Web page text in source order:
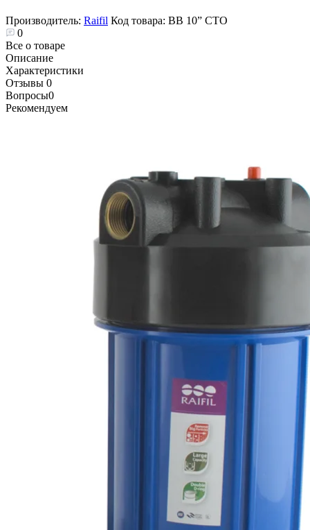
Производитель: Raifil Код товара: BВ 10” СТО
0
Все о товаре
Описание
Характеристики
Отзывы 0
Вопросы0
Рекомендуем